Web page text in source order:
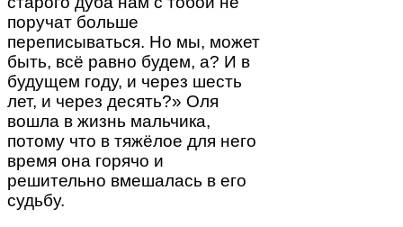
поручат больше
переписываться. Но мы, может
быть, всё равно будем, а? И в
будущем году, и через шесть
лет, и через десять?» Оля
вошла в жизнь мальчика,
потому что в тяжёлое для него
время она горячо и
решительно вмешалась в его
судьбу.